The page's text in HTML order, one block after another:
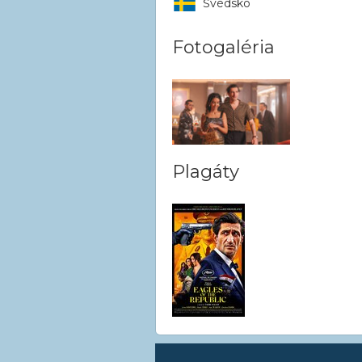
Švédsko
Fotogaléria
Plagáty